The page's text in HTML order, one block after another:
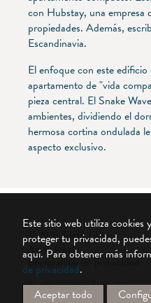
con Hubstay, una empresa
propiedades. Además,
Escandinavia.
El enfoque con este
apartamento de "vida
pieza central. El Snake
ambientes, dividiendo el
hermosa cortina ondulada
aspecto exclusivo.
© 2026 Silent Gliss
Aviso legal
Declaración de privacidad
Configuración de cookies
Este sitio web utiliza cookies
proteger tu privacidad,
aquí. Para obtener más
de privacidad.
Aceptar todo